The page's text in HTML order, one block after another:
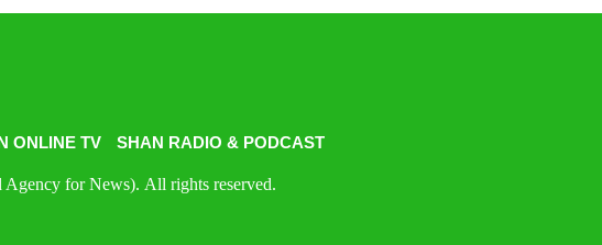
ONLINE TV SHAN RADIO & PODCAST
for News). All rights reserved.